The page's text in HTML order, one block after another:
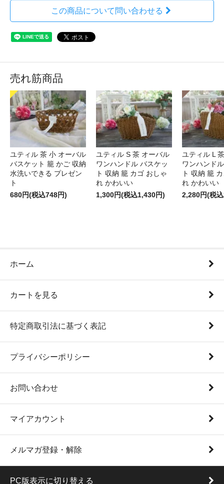
この商品について問い合わせる
売れ筋商品
ユティル 茶 小 オーバル
バスケット 籠 かご 収納
水洗いできる プレゼン
ト
680円(税込748円)
ユティル S 茶 オーバル
ワンハンドル バスケッ
ト 収納 籠 カゴ おしゃ
れ かわいい
1,300円(税込1,430円)
ユティル L
ワンハンド
ト 収納 籠
れ かわいい
2,280円(税
ホーム
カートを見る
特定商取引法に基づく表記
プライバシーポリシー
お問い合わせ
マイアカウント
メルマガ登録・解除
PC版表示に切り替える